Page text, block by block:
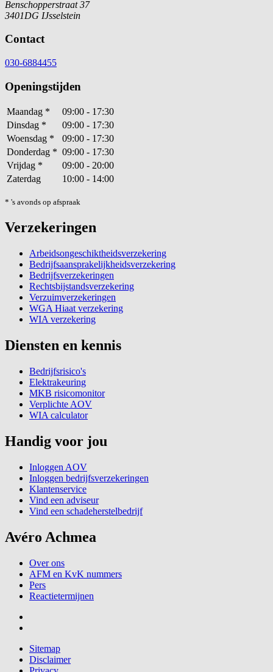
Benschopperstraat 37
3401DG IJsselstein
Contact
030-6884455
Openingstijden
Maandag *
09:00 - 17:30
Dinsdag *
09:00 - 17:30
Woensdag *
09:00 - 17:30
Donderdag * 09:00 - 17:30
Vrijdag *
09:00 - 20:00
Zaterdag
10:00 - 14:00
* 's avonds op afspraak
Verzekeringen
Arbeidsongeschiktheidsverzekering
Bedrijfsaansprakelijkheidsverzekering
Bedrijfsverzekeringen
Rechtsbijstandsverzekering
Verzuimverzekeringen
WGA Hiaat verzekering
WIA verzekering
Diensten en kennis
Bedrijfsrisico's
Elektrakeuring
MKB risicomonitor
Verplichte AOV
WIA calculator
Handig voor jou
Inloggen AOV
Inloggen bedrijfsverzekeringen
Klantenservice
Vind een adviseur
Vind een schadeherstelbedrijf
Avéro Achmea
Over ons
AFM en KvK nummers
Pers
Reactietermijnen
Sitemap
Disclaimer